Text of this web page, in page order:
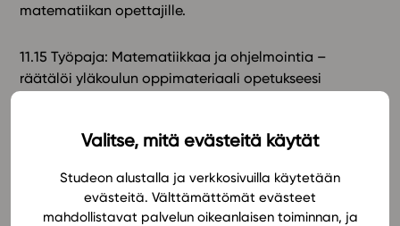
Valitse, mitä evästeitä käytät
Studeon alustalla ja verkkosivuilla käytetään
evästeitä. Välttämättömät evästeet
mahdollistavat palvelun oikeanlaisen toiminnan, ja
matematiikan opettajille.
11.15 Työpaja: Matematiikkaa ja ohjelmointia –
räätälöi yläkoulun oppimateriaali opetukseesi
Kehitä matematiikan ja ohjelmoinnin opetusta
opit mukauttamaan oppimateriaalin opetusryhmällesi
ja koulusi opetussuunnitelmaan sopivaksi. Opit myös